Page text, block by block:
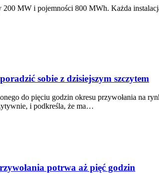
MW i pojemności 800 MWh. Każda
sobie z dzisiejszym szczytem
do pięciu godzin okresu przywołania na
i podkreśla, że ma…
potrwa aż pięć godzin